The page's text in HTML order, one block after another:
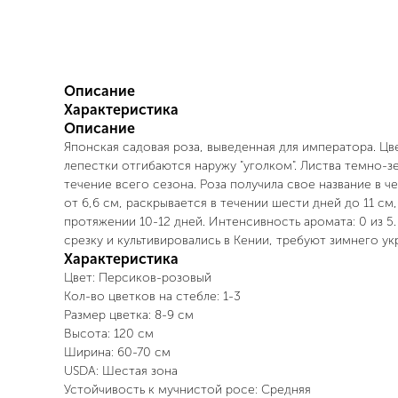
Описание
Характеристика
Описание
Японская садовая роза, выведенная для императора.
лепестки отгибаются наружу "уголком". Листва темно-
течение всего сезона. Роза получила свое название в
от 6,6 см, раскрывается в течении шести дней до 11
протяжении 10-12 дней. Интенсивность аромата: 0 из
срезку и культивировались в Кении, требуют зимнего
Характеристика
Цвет: Персиков-розовый
Кол-во цветков на стебле: 1-3
Размер цветка: 8-9 см
Высота: 120 см
Ширина: 60-70 см
USDA: Шестая зона
Устойчивость к мучнистой росе: Средняя